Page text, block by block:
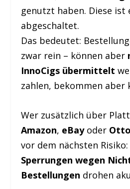
genutzt haben. Diese ist
abgeschaltet.
Das bedeutet:
zwar rein – können aber
InnoCigs übermittelt
zahlen, bekommen aber
Wer zusätzlich über
Amazon, eBayoder Otto
vor dem nächsten
Sperrungen wegen
Bestellungen drohen